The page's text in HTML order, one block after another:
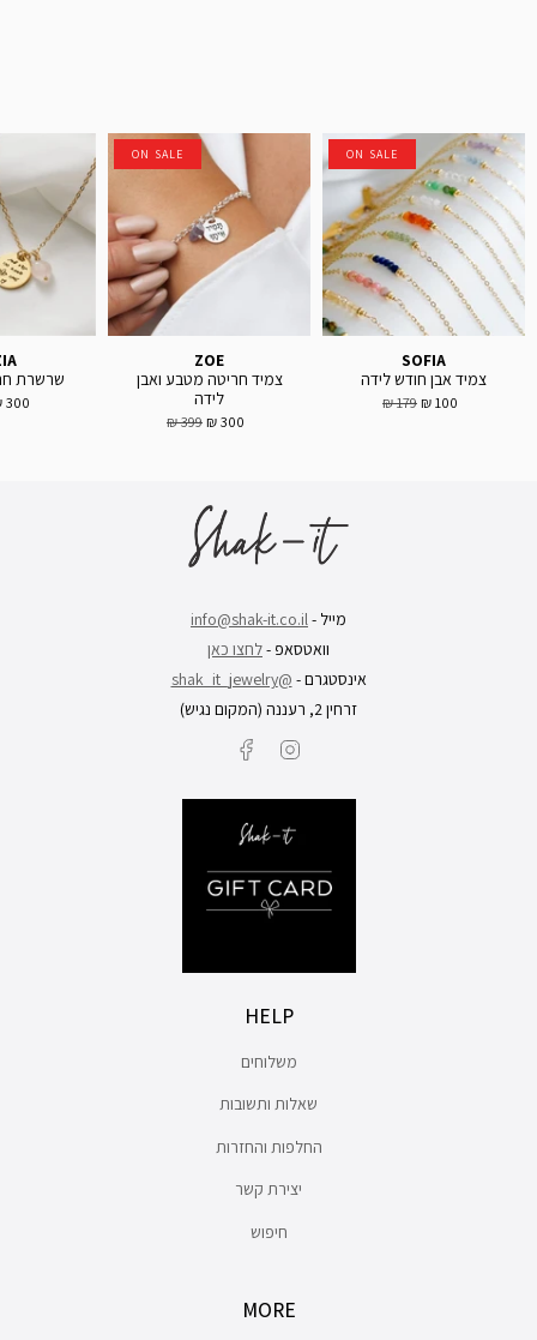
ON SALE
SOFIA
צמיד אבן חודש לידה
100 ₪
179 ₪
ON SALE
ZOE
צמיד חריטה מטבע ואבן
לידה
300 ₪
399 ₪
שרשרת
300 ₪
מייל - info@shak-it.co.il
וואטסאפ -לחצו כאן
אינסטגרם - @shak_it_jewelry
זרחין 2, רעננה (המקום נגיש)
Instagram
HELP
משלוחים
שאלות ותשובות
החלפות והחזרות
יצירת קשר
חיפוש
MORE